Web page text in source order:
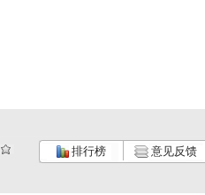
排行榜 意见反馈